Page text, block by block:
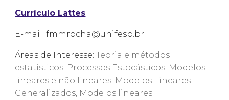
Currículo Lattes
E-mail:fmmrocha@unifesp.br
Áreas de Interesse:Teoria e métodos
estatísticos; Processos Estocásticos; Modelos
lineares e não lineares; Modelos Lineares
Generalizados, Modelos lineares